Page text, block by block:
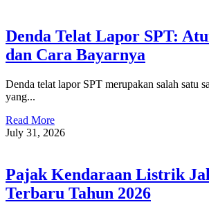
Denda Telat Lapor SPT:
dan Cara Bayarnya
Denda telat lapor SPT merupakan salah satu
yang...
Read More
July 31, 2026
Pajak Kendaraan Listrik
Terbaru Tahun 2026